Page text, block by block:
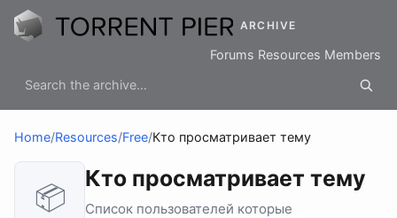
ARCHIVE
Forums Resources Members
Home/Resources/Free/Кто просматривает тему
📦
Кто просматривает тему
Список пользователей которые